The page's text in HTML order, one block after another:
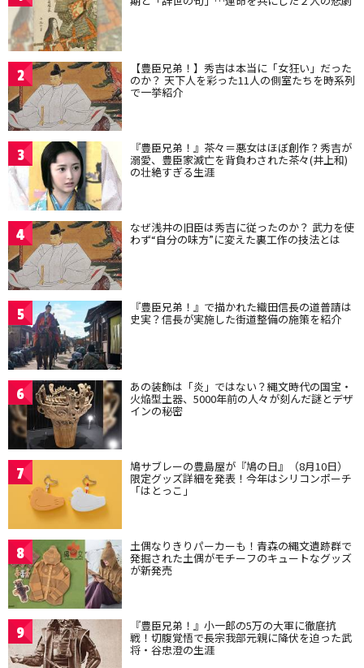
2 【豊臣兄弟！】秀吉は本当に「女狂い」だった
のか？ 天下人を彩った11人の側室たちを時系列
で一挙紹介
3 『豊臣兄弟！』茶々＝悪女はほぼ創作？秀吉が
溺愛、豊臣家滅亡を背負わされた茶々(井上和)
の壮絶すぎる生涯
4 なぜ浅井の旧臣は秀吉に従ったのか？ 武力を使
わず“自分の味方”に変えた裏工作の技法とは
5 『豊臣兄弟！』で描かれた織田信長の道普請は
史実？信長が実施した街道整備の施策を紹介
6 あの装飾は「炎」ではない？縄文時代の国宝・
火焔型土器、5000年前の人々が刻んだ謎とデザ
インの秘密
7 鳩サブレーの豊島屋が『鳩の日』（8月10日）
限定グッズ詳細を発表！今年はシリコンポーチ
「はとっこ」
8 土偶なりきりパーカーも！青森の縄文遺跡群で
発掘された土偶がモチーフのキュートなグッズ
が新発売
9 『豊臣兄弟！』小一郎の5万の大軍に徹底抗
戦！切腹覚悟で長宗我部元親に降伏を迫った武
将・谷忠澄の生涯